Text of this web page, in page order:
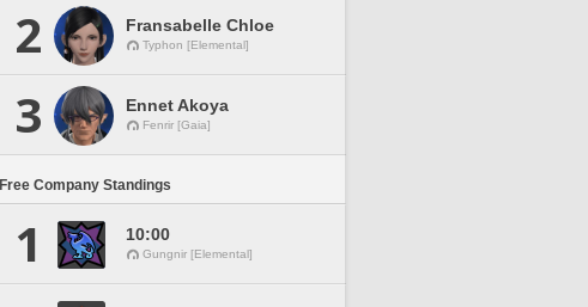
2 Fransabelle Chloe
Typhon [Elemental]
3 Ennet Akoya
Fenrir [Gaia]
Free Company Standings
1 10:00
Gungnir [Elemental]